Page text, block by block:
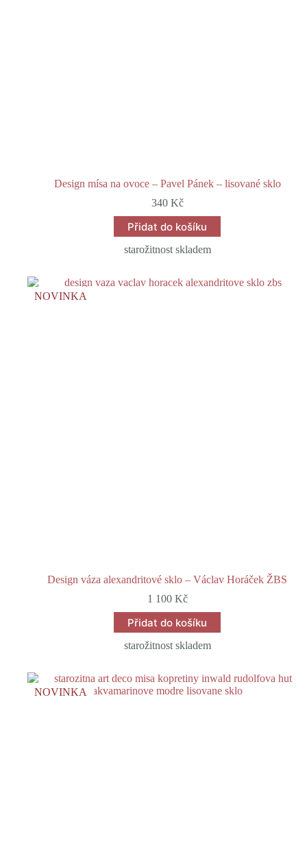
Design mísa na ovoce – Pavel Pánek – lisované sklo
340 Kč
Přidat do košíku
starožitnost skladem
NOVINKA
Design váza alexandritové sklo – Václav Horáček ŽBS
1 100 Kč
Přidat do košíku
starožitnost skladem
NOVINKA